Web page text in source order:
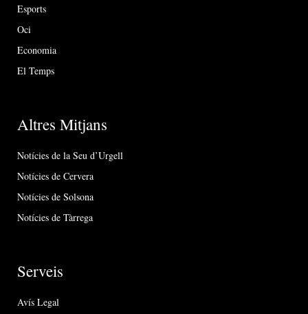
Esports
Oci
Economia
El Temps
Altres Mitjans
Notícies de la Seu d’Urgell
Notícies de Cervera
Notícies de Solsona
Notícies de Tàrrega
Serveis
Avís Legal